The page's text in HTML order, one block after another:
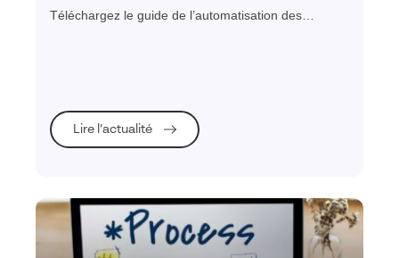
des processus (BPM)
Téléchargez le guide de l’automatisation des
Lire l’actualité